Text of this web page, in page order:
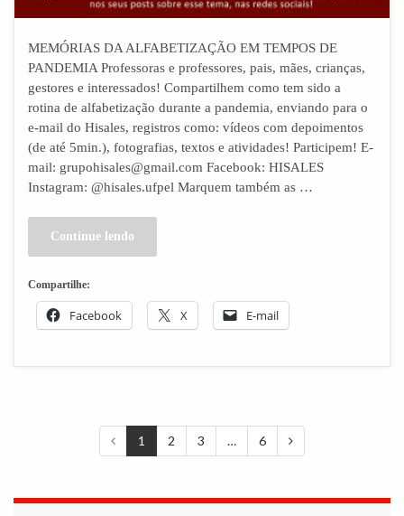
MEMÓRIAS DA ALFABETIZAÇÃO EM TEMPOS DE
PANDEMIA Professoras e professores, pais, mães, crianças,
gestores e interessados! Compartilhem como tem sido a
rotina de alfabetização durante a pandemia, enviando para o
e-mail do Hisales, registros como: vídeos com depoimentos
(de até 5min.), fotografias, textos e atividades! Participem! E-
mail: grupohisales@gmail.com Facebook: HISALES
Instagram: @hisales.ufpel Marquem também as …
Continue lendo
Compartilhe:
Facebook X E-mail
1 2 3 … 6